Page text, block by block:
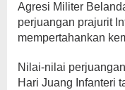
Agresi Militer
perjuangan prajurit
mempertahankan
Nilai-nilai
Hari Juang Infanteri